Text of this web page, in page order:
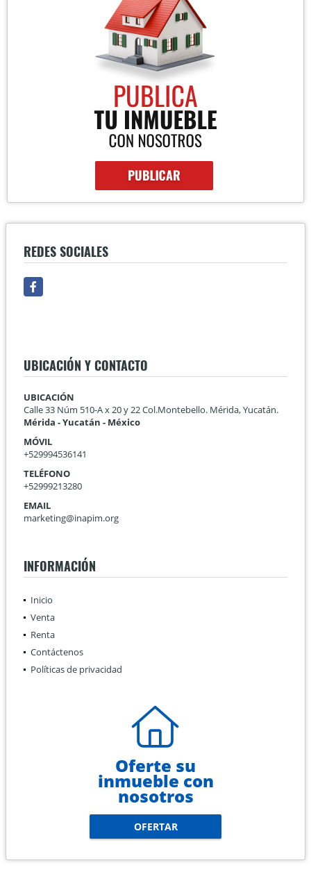
REDES SOCIALES
Facebook
UBICACIÓN Y CONTACTO
UBICACIÓN
Calle 33 Núm 510-A x 20 y 22 Col.Montebello. Mérida, Yucatán.
Mérida - Yucatán - México
MÓVIL
+529994536141
TELÉFONO
+52999213280
EMAIL
marketing@inapim.org
INFORMACIÓN
Inicio
Venta
Renta
Contáctenos
Políticas de privacidad
Oferte su
inmueble con
nosotros
OFERTAR